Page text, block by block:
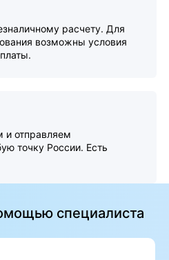
расчету. Для
возможны условия
и отправляем
точку России. Есть
специалиста